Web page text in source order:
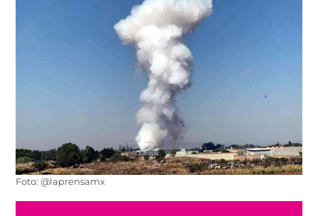
Foto: @laprensamx